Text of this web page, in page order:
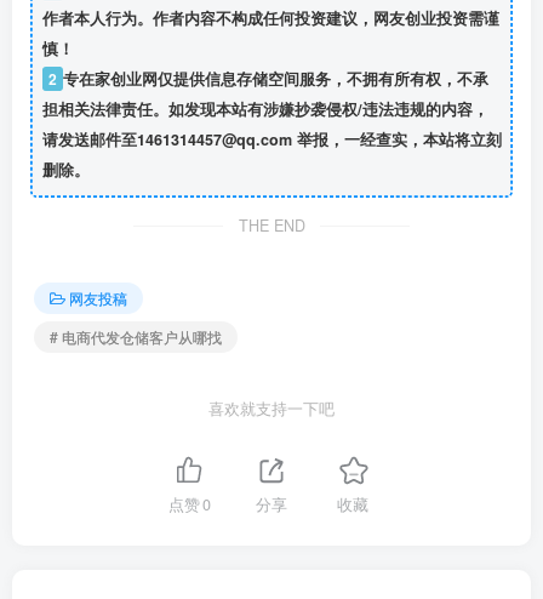
作者本人行为。作者内容不构成任何投资建议，网友创业投资需谨
慎！
2 专在家创业网仅提供信息存储空间服务，不拥有所有权，不承
担相关法律责任。如发现本站有涉嫌抄袭侵权/违法违规的内容，
请发送邮件至1461314457@qq.com 举报，一经查实，本站将立刻
删除。
THE END
网友投稿
# 电商代发仓储客户从哪找
喜欢就支持一下吧
点赞0 分享 收藏